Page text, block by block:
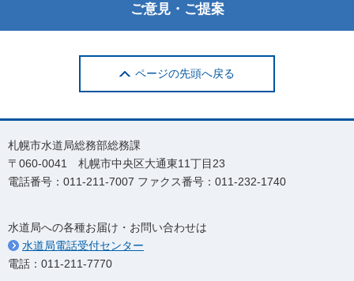
ご意見・ご提案
ページの先頭へ戻る
札幌市水道局総務部総務課
〒060-0041 札幌市中央区大通東11丁目23
電話番号：011-211-7007 ファクス番号：011-232-1740
水道局への各種お届け・お問い合わせは
水道局電話受付センター
電話：011-211-7770